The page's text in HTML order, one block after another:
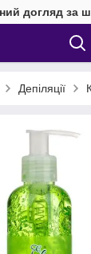
догляд за
Депіляції